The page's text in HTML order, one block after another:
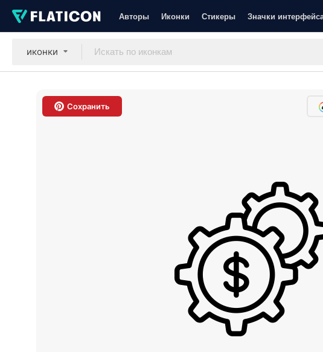
Авторы Иконки Стикеры Значки
иконки
Сохранить